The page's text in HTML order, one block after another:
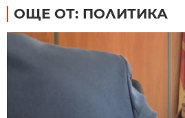
ОЩЕ ОТ: ПОЛИТИКА